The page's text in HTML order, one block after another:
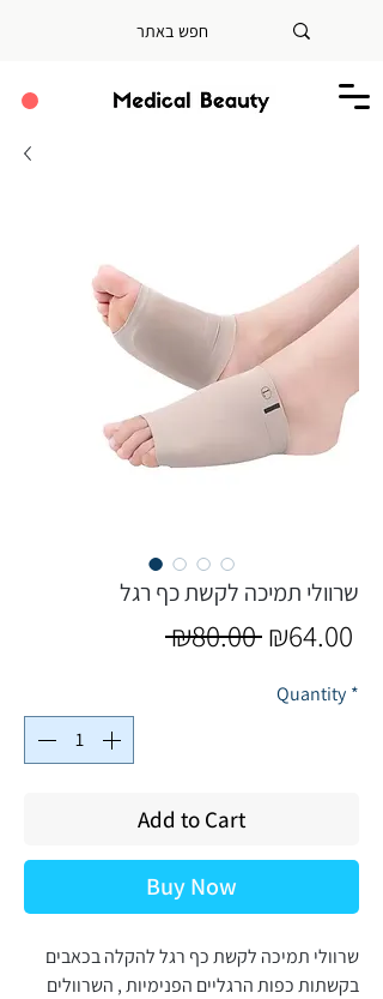
שרוולי תמיכה לקשת כף רגל
₪80.00 Regular
₪64.00
Quantity *
Add to Cart
Buy Now
שרוולי תמיכה לקשת כף רגל להקלה בכאבים
בקשתות כפות הרגליים הפנימיות , השרוולים